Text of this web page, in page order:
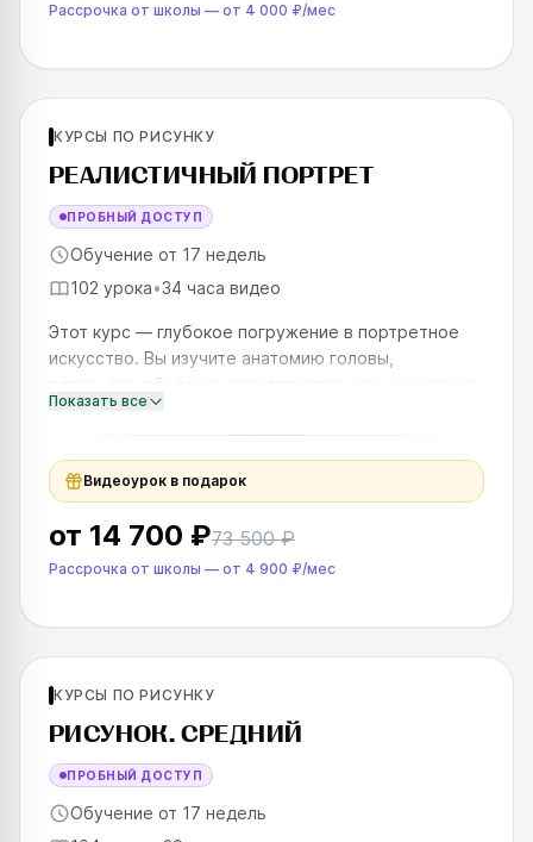
Рассрочка от школы — от 4 000 ₽/мес
SKILLS UP
КУРСЫ ПО РИСУНКУ
РЕАЛИСТИЧНЫЙ ПОРТРЕТ
ПРОБНЫЙ ДОСТУП
Обучение от 17 недель
102 урока•34 часа видео
Этот курс — глубокое погружение в портретное
искусство. Вы изучите анатомию головы,
разовьёте объёмно-пространственное мышление
и научитесь работать с тоном, конструировать
голову и моделировать форму
Показать все
Видеоурок в подарок
от 14 700 ₽73 500 ₽
Рассрочка от школы — от 4 900 ₽/мес
SKILLS UP
КУРСЫ ПО РИСУНКУ
РИСУНОК. СРЕДНИЙ
ПРОБНЫЙ ДОСТУП
Обучение от 17 недель